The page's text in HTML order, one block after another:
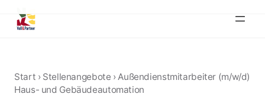
Start › Stellenangebote ›Außendienstmitarbeiter (m/w/d)
Haus- und Gebäudeautomation